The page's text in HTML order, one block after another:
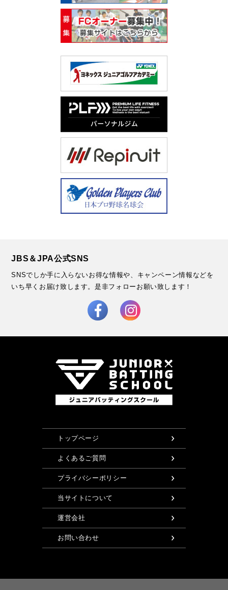
JBS＆JPA公式SNS
SNSでしか手に入らないお得な情報や、キャンペーン情報などを
いち早くお届け致します。是非フォローお願い致します！
トップページ
よくあるご質問
プライバシーポリシー
当サイトについて
運営会社
お問い合わせ